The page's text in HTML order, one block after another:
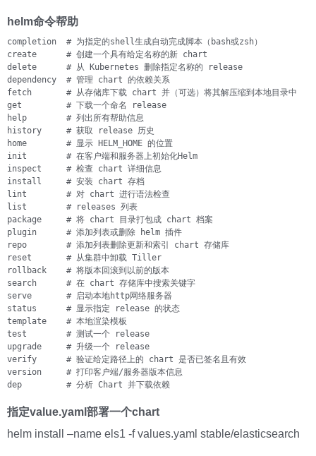
helm命令帮助
completion  # 为指定的shell生成自动完成脚本（bash或zsh）
create      # 创建一个具有给定名称的新 chart
delete      # 从 Kubernetes 删除指定名称的 release
dependency  # 管理 chart 的依赖关系
fetch       # 从存储库下载 chart 并（可选）将其解压缩到本地目录中
get         # 下载一个命名 release
help        # 列出所有帮助信息
history     # 获取 release 历史
home        # 显示 HELM_HOME 的位置
init        # 在客户端和服务器上初始化Helm
inspect     # 检查 chart 详细信息
install     # 安装 chart 存档
lint        # 对 chart 进行语法检查
list        # releases 列表
package     # 将 chart 目录打包成 chart 档案
plugin      # 添加列表或删除 helm 插件
repo        # 添加列表删除更新和索引 chart 存储库
reset       # 从集群中卸载 Tiller
rollback    # 将版本回滚到以前的版本
search      # 在 chart 存储库中搜索关键字
serve       # 启动本地http网络服务器
status      # 显示指定 release 的状态
template    # 本地渲染模板
test        # 测试一个 release
upgrade     # 升级一个 release
verify      # 验证给定路径上的 chart 是否已签名且有效
version     # 打印客户端/服务器版本信息
dep         # 分析 Chart 并下载依赖
指定value.yaml部署一个chart
helm install –name els1 -f values.yaml stable/elasticsearch